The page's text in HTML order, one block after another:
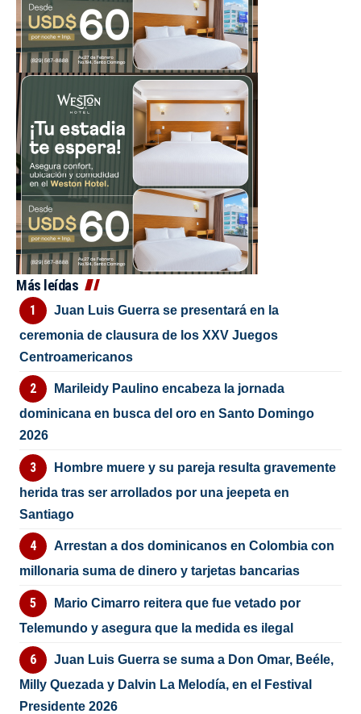
Más leídas
Juan Luis Guerra se presentará en la
ceremonia de clausura de los XXV Juegos
Centroamericanos
Marileidy Paulino encabeza la jornada
dominicana en busca del oro en Santo Domingo
2026
Hombre muere y su pareja resulta gravemente
herida tras ser arrollados por una jeepeta en
Santiago
Arrestan a dos dominicanos en Colombia con
millonaria suma de dinero y tarjetas bancarias
Mario Cimarro reitera que fue vetado por
Telemundo y asegura que la medida es ilegal
Juan Luis Guerra se suma a Don Omar, Beéle,
Milly Quezada y Dalvin La Melodía, en el Festival
Presidente 2026